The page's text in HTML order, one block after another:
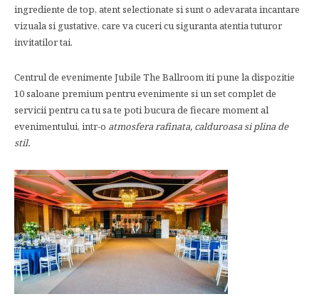
ingrediente de top, atent selectionate si sunt o adevarata incantare
vizuala si gustative, care va cuceri cu siguranta atentia tuturor
invitatilor tai.
Centrul de evenimente Jubile The Ballroom iti pune la dispozitie
10 saloane premium pentru evenimente si un set complet de
servicii pentru ca tu sa te poti bucura de fiecare moment al
evenimentului, intr-o atmosfera rafinata, calduroasa si plina de
stil.